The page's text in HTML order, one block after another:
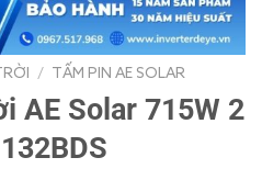
/ TẤM PIN AE SOLAR
AE Solar 715W 2